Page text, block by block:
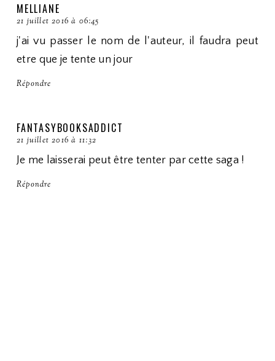
MELLIANE
21 juillet 2016 à 06:45
j'ai vu passer le nom de l'auteur, il faudra peut
etre que je tente un jour
Répondre
FANTASYBOOKSADDICT
21 juillet 2016 à 11:32
Je me laisserai peut être tenter par cette saga !
Répondre